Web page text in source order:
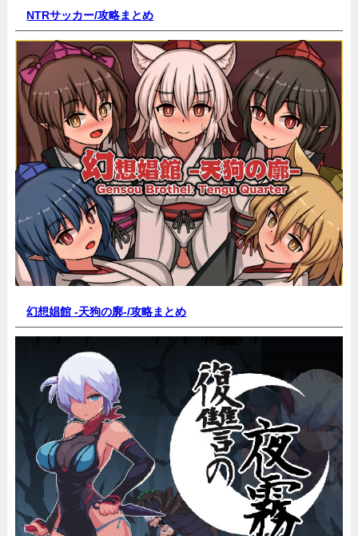
NTRサッカー/攻略まとめ
幻想娼館 -天狗の廓-/攻略まとめ